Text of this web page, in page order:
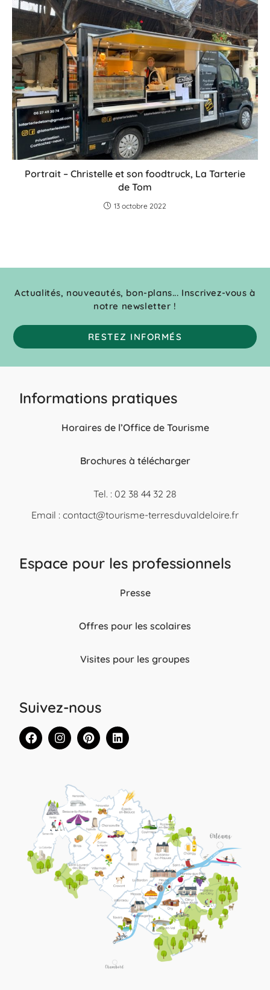
Portrait – Christelle et son foodtruck, La Tarterie
de Tom
13 octobre 2022
Actualités, nouveautés, bon-plans... Inscrivez-vous à
notre newsletter !
RESTEZ INFORMÉS
Informations pratiques
Horaires de l’Office de Tourisme
Brochures à télécharger
Tel. : 02 38 44 32 28
Email : contact@tourisme-terresduvaldeloire.fr
Espace pour les professionnels
Presse
Offres pour les scolaires
Visites pour les groupes
Suivez-nous